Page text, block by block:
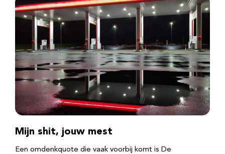
Mijn shit, jouw mest
Een omdenkquote die vaak voorbij komt is De